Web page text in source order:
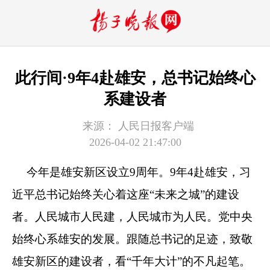
此行间·9年4赴雄安，总书记始终心
系建设者
来源：
人民日报客户端
2026-04-02 21:47:00
今年是雄安新区设立9周年。9年4赴雄安，习
近平总书记始终关心着这座“未来之城”的建设
者。人民城市人民建，人民城市为人民。党中央
始终心系雄安的发展。跟随总书记的足迹，致敬
雄安新区的建设者，看“千年大计”的不凡起笔。